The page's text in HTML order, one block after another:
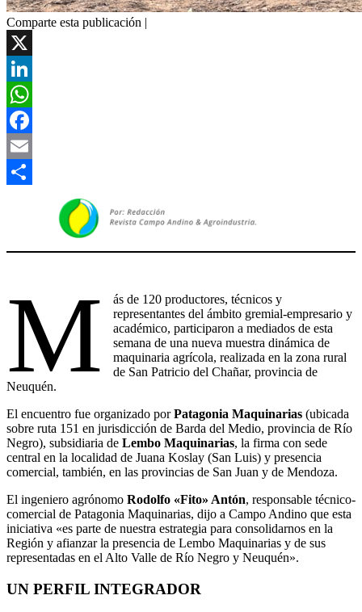
Comparte esta publicación |
X
LinkedIn
WhatsApp
Facebook
Email
M
ás de 120 productores, técnicos y
representantes del ámbito gremial-empresario y
académico, participaron a mediados de esta
semana de una nueva muestra dinámica de
maquinaria agrícola, realizada en la zona rural
de San Patricio del Chañar, provincia de
Neuquén.
El encuentro fue organizado porPatagonia Maquinarias (ubicada
sobre ruta 151 en jurisdicción de Barda del Medio, provincia de Río
Negro), subsidiaria de Lembo Maquinarias, la firma con sede
central en la localidad de Juana Koslay (San Luis) y presencia
comercial, también, en las provincias de San Juan y de Mendoza.
El ingeniero agrónomo Rodolfo «Fito» Antón, responsable técnico-
comercial de Patagonia Maquinarias, dijo a Campo Andino que esta
iniciativa «es parte de nuestra estrategia para consolidarnos en la
Región y afianzar la presencia de Lembo Maquinarias y de sus
representadas en el Alto Valle de Río Negro y Neuquén».
UN PERFIL INTEGRADOR